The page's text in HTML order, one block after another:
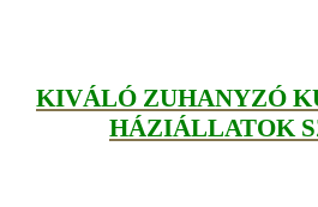
KIVÁLÓ ZUHANYZÓ
HÁZIÁLLATOK